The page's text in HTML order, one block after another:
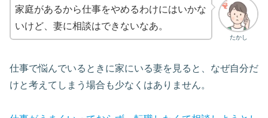
たかし
家庭があるから仕事をやめるわけにはいかな
いけど、妻に相談はできないなあ。
仕事で悩んでいるときに家にいる妻を見ると、なぜ自分だ
けと考えてしまう場合も少なくはありません。